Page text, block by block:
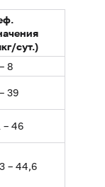
сут.)
8
39
– 46
– 44,6